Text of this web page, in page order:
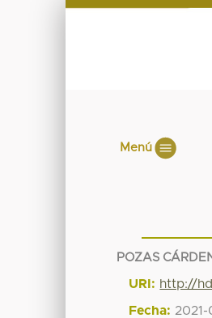
Menú
POZAS
URI: http://
Fecha: 2021-